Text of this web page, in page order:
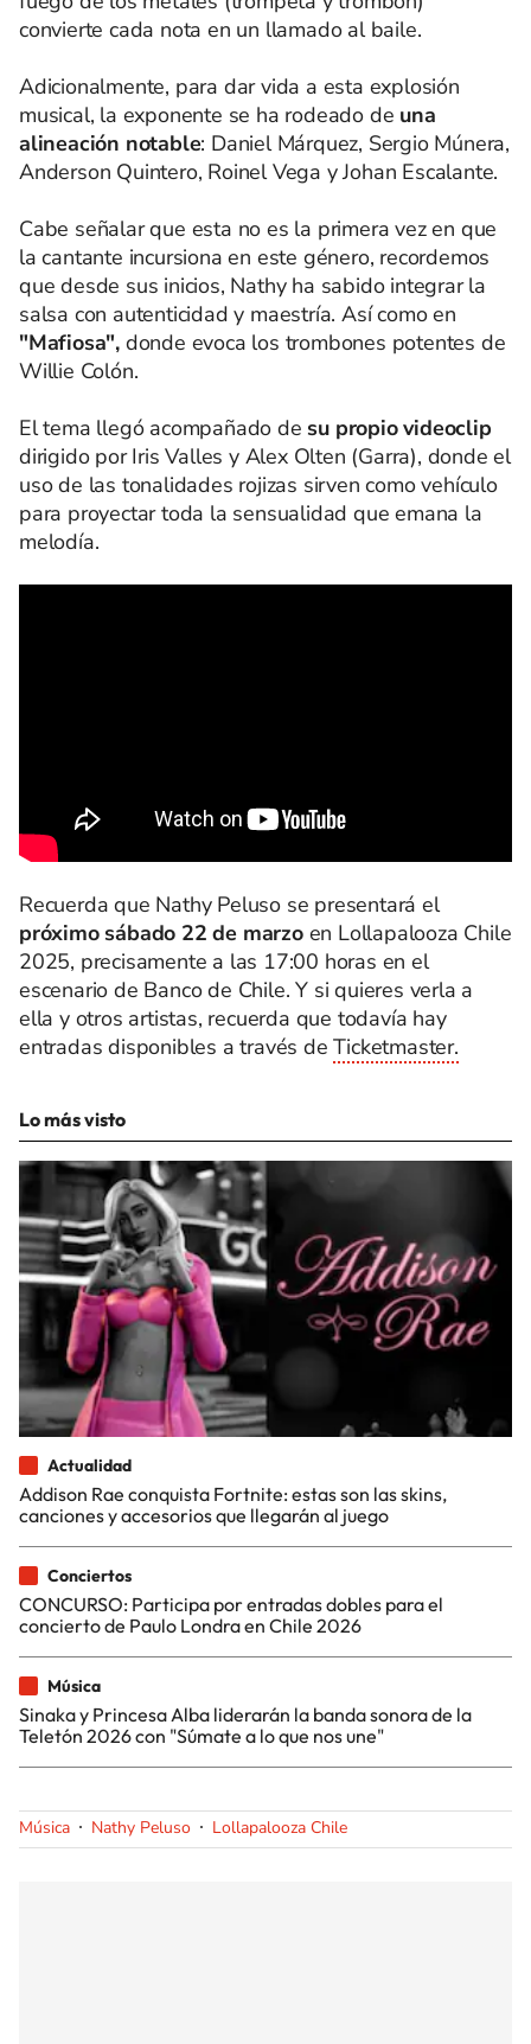
convierte cada nota en un llamado al baile.
Adicionalmente, para dar vida a esta explosión
musical, la exponente se ha rodeado de una
alineación notable: Daniel Márquez, Sergio Múnera,
Anderson Quintero, Roinel Vega y Johan Escalante.
Cabe señalar que esta no es la primera vez en que
la cantante incursiona en este género, recordemos
que desde sus inicios, Nathy ha sabido integrar la
salsa con autenticidad y maestría. Así como en
"Mafiosa", donde evoca los trombones potentes de
Willie Colón.
El tema llegó acompañado de su propio videoclip
dirigido por Iris Valles y Alex Olten (Garra), donde el
uso de las tonalidades rojizas sirven como vehículo
para proyectar toda la sensualidad que emana la
melodía.
Recuerda que Nathy Peluso se presentará el
próximo sábado 22 de marzo en Lollapalooza Chile
2025, precisamente a las 17:00 horas en el
escenario de Banco de Chile. Y si quieres verla a
ella y otros artistas, recuerda que todavía hay
entradas disponibles a través deTicketmaster.
Lo más visto
Actualidad
Addison Rae conquista Fortnite: estas son las skins,
canciones y accesorios que llegarán al juego
Conciertos
CONCURSO: Participa por entradas dobles para el
concierto de Paulo Londra en Chile 2026
Música
Sinaka y Princesa Alba liderarán la banda sonora de la
Teletón 2026 con "Súmate a lo que nos une"
Música Nathy Peluso Lollapalooza Chile